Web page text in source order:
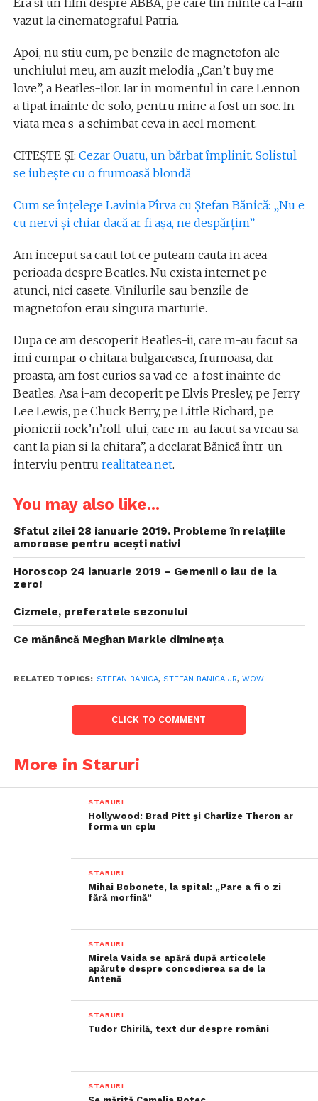
Era si un film despre ABBA, pe care tin minte ca l-am
vazut la cinematograful Patria.
Apoi, nu stiu cum, pe benzile de magnetofon ale
unchiului meu, am auzit melodia „Can’t buy me
love”, a Beatles-ilor. Iar in momentul in care Lennon
a tipat inainte de solo, pentru mine a fost un soc. In
viata mea s-a schimbat ceva in acel moment.
CITEȘTE ȘI: Cezar Ouatu, un bărbat împlinit. Solistul
se iubește cu o frumoasă blondă
Cum se înțelege Lavinia Pîrva cu Ștefan Bănică: „Nu e
cu nervi și chiar dacă ar fi așa, ne despărțim”
Am inceput sa caut tot ce puteam cauta in acea
perioada despre Beatles. Nu exista internet pe
atunci, nici casete. Vinilurile sau benzile de
magnetofon erau singura marturie.
Dupa ce am descoperit Beatles-ii, care m-au facut sa
imi cumpar o chitara bulgareasca, frumoasa, dar
proasta, am fost curios sa vad ce-a fost inainte de
Beatles. Asa i-am decoperit pe Elvis Presley, pe Jerry
Lee Lewis, pe Chuck Berry, pe Little Richard, pe
pionierii rock’n’roll-ului, care m-au facut sa vreau sa
cant la pian si la chitara”, a declarat Bănică într-un
interviu pentru realitatea.net.
You may also like...
Sfatul zilei 28 ianuarie 2019. Probleme în relațiile
amoroase pentru acești nativi
Horoscop 24 ianuarie 2019 – Gemenii o iau de la
zero!
Cizmele, preferatele sezonului
Ce mănâncă Meghan Markle dimineața
RELATED TOPICS: STEFAN BANICA, STEFAN BANICA JR, WOW
CLICK TO COMMENT
More in Staruri
STARURI
Hollywood: Brad Pitt și Charlize Theron ar
forma un cplu
STARURI
Mihai Bobonete, la spital: „Pare a fi o zi
fără morfină”
STARURI
Mirela Vaida se apără după articolele
apărute despre concedierea sa de la
Antenă
STARURI
Tudor Chirilă, text dur despre români
STARURI